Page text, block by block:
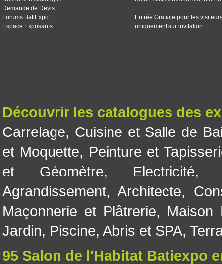
Demande de Devis
Forums BatiExpo
Espace Exposants
Entrée Gratuite pour les visiteurs
uniquement sur invitation.
Découvrir les catalogues des
Carrelage, Cuisine et Salle de
et Moquette, Peinture et
et Géomètre, Electricité
Agrandissement, Architecte,
Maçonnerie et Plâtrerie, Maison
Jardin, Piscine, Abris et SPA,
95 Salon de l'Habitat Batiexpo